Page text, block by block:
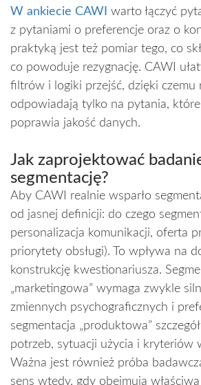
W ankiecie CAWI
warto łączyć
z pytaniami o preferencje oraz o
praktyką jest też pomiar tego, co
co powoduje rezygnację. CAWI
filtrów i logiki przejść, dzięki czemu
odpowiadają tylko na pytania,
poprawia jakość danych.
Jak zaprojektować
segmentację?
Aby CAWI realnie wsparło
od jasnej definicji: do czego
personalizacja komunikacji, oferta
priorytety obsługi). To wpływa na
konstrukcję kwestionariusza.
„marketingowa” wymaga zwykle
zmiennych psychograficznych i
segmentacja „produktowa”
potrzeb, sytuacji użycia i kryteriów
Ważna jest również próba
sens wtedy, gdy obejmują